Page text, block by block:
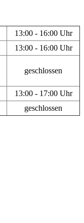
13:00 - 16:00 Uhr
13:00 - 16:00 Uhr
geschlossen
13:00 - 17:00 Uhr
geschlossen